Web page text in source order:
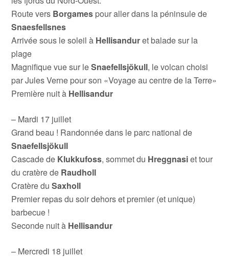
Route vers Borgames pour aller dans la péninsule de
Snaesfellsnes
Arrivée sous le soleil à Hellisanduret balade sur la
plage
Magnifique vue sur leSnaefellsjökull, le volcan choisi
par Jules Verne pour son «Voyage au centre de la Terre»
Première nuit à Hellisandur
– Mardi 17 juillet
Grand beau ! Randonnée dans le parc national de
Snaefellsjökull
Cascade de Klukkufoss, sommet du Hreggnasiet tour
du cratère de Raudholl
Cratère duSaxholl
Premier repas du soir dehors et premier (et unique)
barbecue !
Seconde nuit à Hellisandur
– Mercredi 18 juillet